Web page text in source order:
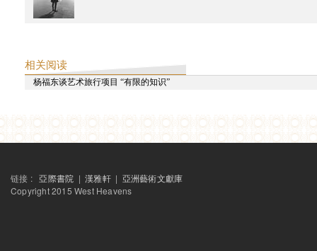
破報
貧民窟裡的印度當代藝術：〈你不屬於〉巡迴影展
贫民窟隐喻中的印度电影与政治学
破報
杨福东谈艺术旅行项目 “有限的知识”
2011
《你不属于》影展手册
下载
相关阅读
杨福东谈艺术旅行项目 “有限的知识”
链接 :亞際書院 |漢雅軒 | 亞洲藝術文獻庫
Copyright 2015 West Heavens